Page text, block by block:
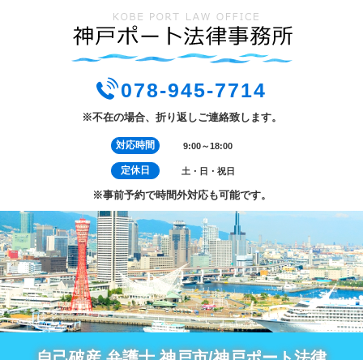
078-945-7714
※不在の場合、折り返しご連絡致します。
対応時間 9:00～18:00
定休日 土・日・祝日
※事前予約で時間外対応も可能です。